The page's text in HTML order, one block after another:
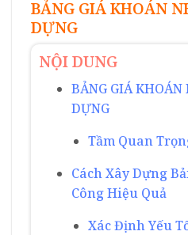
BẢNG GIÁ KHOÁN
DỰNG
NỘI DUNG
BẢNG GIÁ KHOÁN
DỰNG
Tầm Quan
Cách Xây Dựng
Công Hiệu Quả
Xác Định Yếu